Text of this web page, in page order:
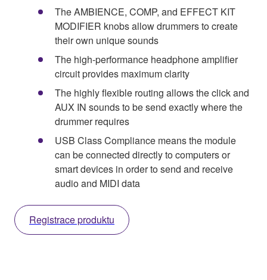
The AMBIENCE, COMP, and EFFECT KIT
MODIFIER knobs allow drummers to create
their own unique sounds
The high-performance headphone amplifier
circuit provides maximum clarity
The highly flexible routing allows the click and
AUX IN sounds to be send exactly where the
drummer requires
USB Class Compliance means the module
can be connected directly to computers or
smart devices in order to send and receive
audio and MIDI data
Registrace produktu